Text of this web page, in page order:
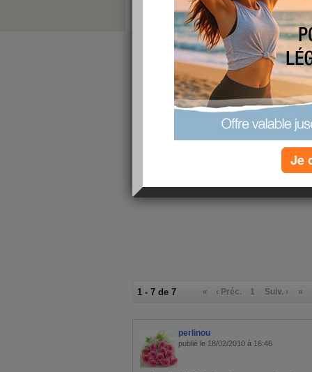
marcher , non non j'ai fait mes poussières car
avec le soleil .... bon j'ai bougé un peu tout de
Niveau alimentation, poulet le midi blanc de
yaourth 0 % et beaucoup de café, ricoré
autorisé.... bon ma balance est satisfaite ce
Mais hier midi j'ai eu beaucoup de mal à
donc personne pour m 'aider je me suis
d'autre, et ce n'était pas mon estomac qui
combien de temps ? c'est vraiment dur !!!
annick
1 - 7 de 7 « ‹ Préc. 1 Suiv. › »
perlinou
publié le 18/02/2010 à 16:46
Je